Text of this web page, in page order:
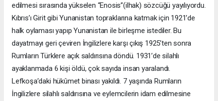
edilmesi sırasında yükselen “Enosis”(ilhak) sözcüğü yayılıyordu.
Kıbrıs’ı Girit gibi Yunanistan topraklarına katmak için 1921’de
halk oylaması yapıp Yunanistan ile birleşme istediler. Bu
dayatmayı geri çeviren İngilizlere karşı çıkış 1925’ten sonra
Rumların Türklere açık saldırısına döndü. 1931’de silahlı
ayaklanmada 6 kişi öldü, çok sayıda insan yaralandı.
Lefkoşa’daki hükûmet binası yakıldı. 7 yaşında Rumların
İngilizlere silahlı saldırısına ve eylemcilerin idam edilmesine